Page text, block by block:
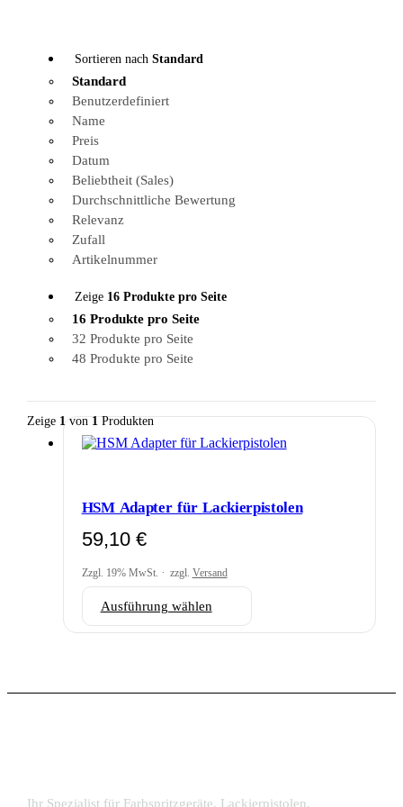
Sortieren nach Standard
Standard
Benutzerdefiniert
Name
Preis
Datum
Beliebtheit (Sales)
Durchschnittliche Bewertung
Relevanz
Zufall
Artikelnummer
Zeige 16 Produkte pro Seite
16 Produkte pro Seite
32 Produkte pro Seite
48 Produkte pro Seite
Zeige 1von1Produkten
HSM Adapter für Lackierpistolen
59,10 €
Zzgl. 19% MwSt. zzgl. Versand
Ausführung wählen
Produkt
weist
gewählt
Ihr Spezialist für Farbspritzgeräte, Lackierpistolen,